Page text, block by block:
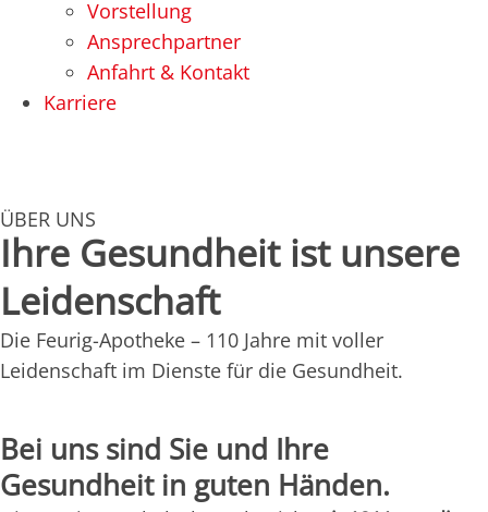
Vorstellung
Ansprechpartner
Anfahrt & Kontakt
Karriere
ÜBER UNS
Ihre Gesundheit ist unsere
Leidenschaft
Die Feurig-Apotheke – 110 Jahre mit voller
Leidenschaft im Dienste für die Gesundheit.
Bei uns sind Sie und Ihre
Gesundheit in guten Händen.